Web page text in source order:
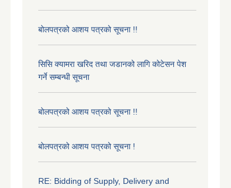
बोलपत्रको आशय पत्रको सूचना !!
सिसि क्यामरा खरिद तथा जडानको लागि कोटेसन पेश
गर्ने सम्बन्धी सूचना
बोलपत्रको आशय पत्रको सूचना !!
बोलपत्रको आशय पत्रको सूचना !
RE: Bidding of Supply, Delivery and